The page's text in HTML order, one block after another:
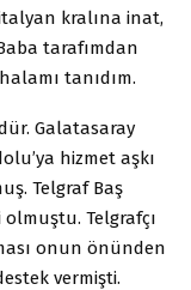
kralına inat,
tarafımdan
tanıdım.
Galatasaray
hizmet aşkı
Telgraf Baş
Telgrafçı
onun önünden
vermişti.